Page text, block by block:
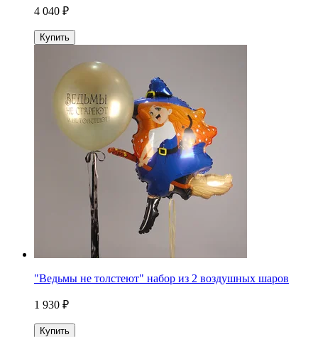
4 040 ₽
Купить
"Ведьмы не толстеют" набор из 2 воздушных шаров
1 930 ₽
Купить